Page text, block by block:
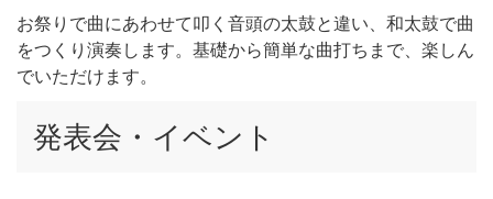
お祭りで曲にあわせて叩く音頭の太鼓と違い、和太鼓で曲
をつくり演奏します。基礎から簡単な曲打ちまで、楽しん
でいただけます。
発表会・イベント